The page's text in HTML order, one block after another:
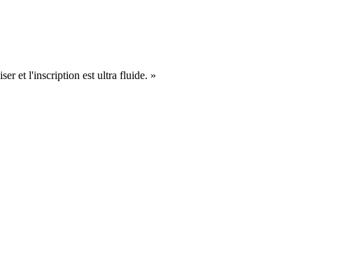
et l'inscription est ultra fluide. »